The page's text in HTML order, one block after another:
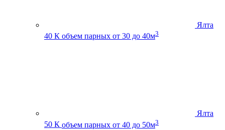
Ялта
40 К объем парных от 30 до 40м3
Ялта
50 К объем парных от 40 до 50м3